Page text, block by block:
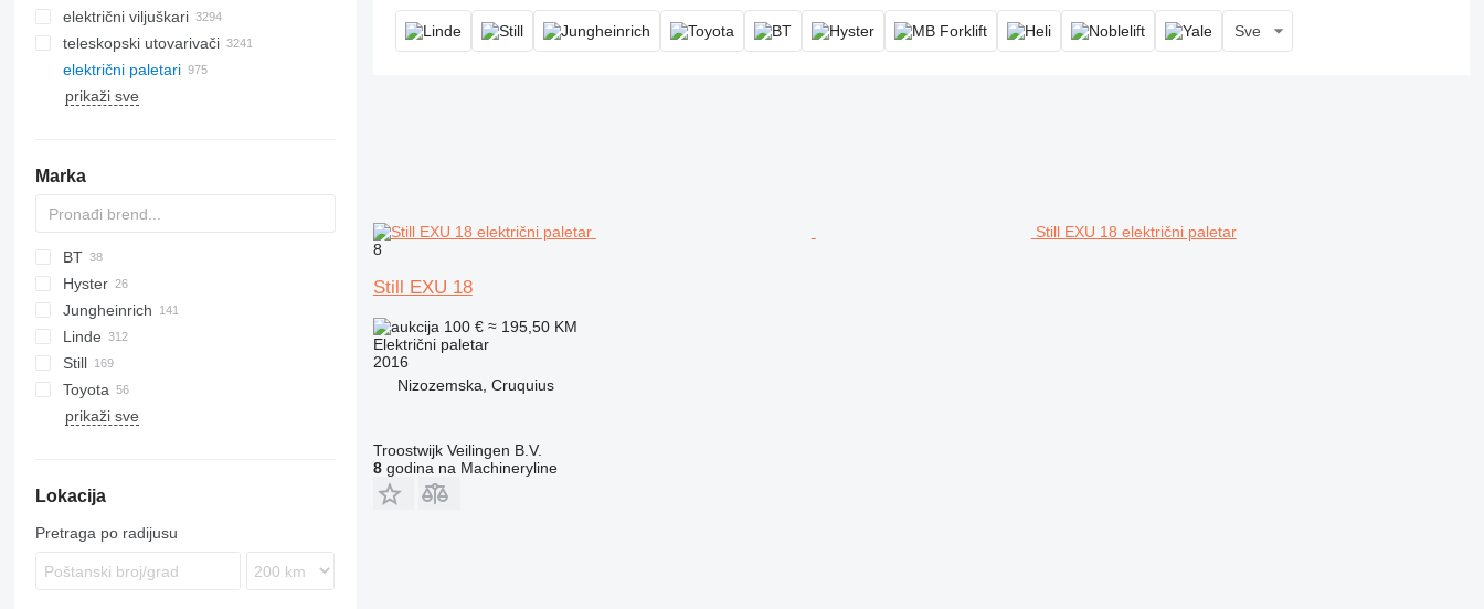
električni viljuškari
teleskopski utovarivači
električni paletari
prikaži sve
Marka
PLL
BT
LPE
LWE
OSE
P-series
SWE
EP
NPP
NPV
WD
WP
WT
EPL
EPT
A-series
CBD
CBD
Hyster
P-series
Jungheinrich
ECE
EJC
EJE
ERE
EZS
Linde
Citi One
L-series
MM
P-series
S-series
T-series
EHL
EPL
EPT
RPL
PLP
EDGE
TSX
S-series
Still
ECU
EGU
EXH
EXV
FXH
Toyota
LWE
PMR
MO
prikaži sve
Lokacija
Pretraga po radijusu
Sve
Still EXU 18 električni paletar
8
Still EXU 18
100 € ≈ 195,50 KM
Električni paletar
2016
Nizozemska, Cruquius
Troostwijk Veilingen B.V.
8godina na Machineryline